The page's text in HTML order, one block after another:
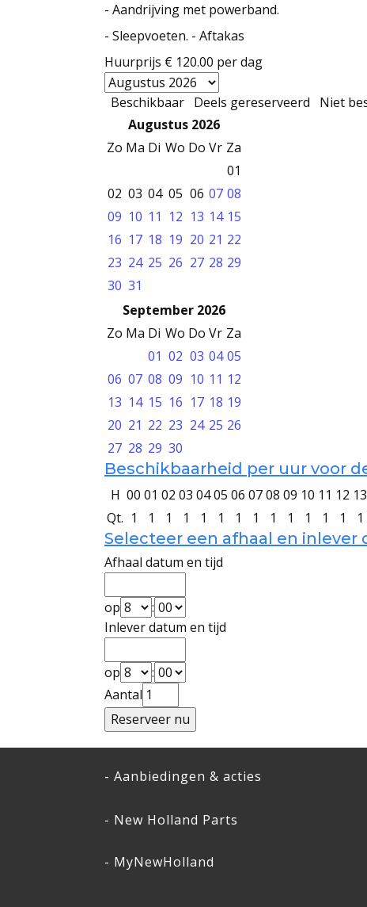
- Aandrijving met powerband.
- Sleepvoeten. - Aftakas
Huurprijs € 120.00 per dag
Beschikbaar Deels gereserveerd
Niet
Augustus 2026
Zo Ma Di Wo Do Vr Za
01
02 03 04 05 06 07 08
09 10 11 12 13 14 15
16 17 18 19 20 21 22
23 24 25 26 27 28 29
30 31
September 2026
Zo Ma Di Wo Do Vr Za
01 02 03 04 05
06 07 08 09 10 11 12
13 14 15 16 17 18 19
20 21 22 23 24 25 26
27 28 29 30
Beschikbaarheid per uur voor
H 00 01 02 03 0405 06 0708 09 10 11 12 13
Qt. 1 1 1 1 1 1 1 1 1 1 1 1 1 1
Selecteer een afhaal en inlever
Afhaal datum en tijd
op
:
Inlever datum en tijd
op
:
Aantal
- Aanbiedingen & acties
- New Holland Parts
- MyNewHolland